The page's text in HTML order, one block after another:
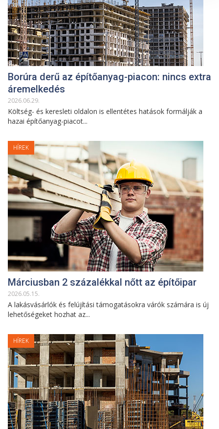
Borúra derű az építőanyag-piacon: nincs extra
áremelkedés
2026.06.29.
Költség- és keresleti oldalon is ellentétes hatások formálják a
hazai építőanyag-piacot...
HÍREK
Márciusban 2 százalékkal nőtt az építőipar
2026.05.15.
A lakásvásárlók és felújítási támogatásokra várók számára is új
lehetőségeket hozhat az...
HÍREK